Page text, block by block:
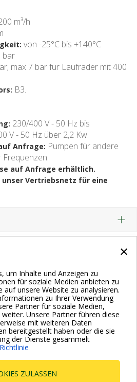
×
um Inhalte und Anzeigen zu
für soziale Medien anbieten zu
auf unsere Website zu analysieren.
zu Ihrer Verwendung
Partner für soziale Medien,
Unsere Partner führen diese
mit weiteren Daten
bereitgestellt haben oder die sie
der Dienste gesammelt
ZULASSEN
m³/h
von -25°C bis +140°C
bar
max 7 bar für Laufräder mit 400
B3.
230/400 V - 50 Hz bis
V - 50 Hz über 2,2 Kw.
Anfrage: Pumpen für andere
auf Anfrage erhältlich.
Vertriebsnetz für eine